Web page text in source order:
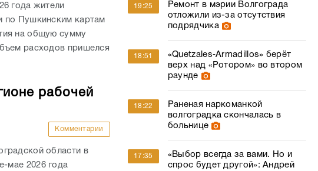
года жители
по Пушкинским картам
на общую сумму
расходов пришелся
рабочей
Комментарии
области в
мае 2026 года
19:25
Ремонт в мэрии Волгограда
отложили из-за отсутствия
подрядчика
18:51
«Quetzales‑Armadillos» берёт
верх над «Ротором» во втором
раунде
18:22
Раненая наркоманкой
волгоградка скончалась в
больнице
17:35
«Выбор всегда за вами. Но и
спрос будет другой»: Андрей